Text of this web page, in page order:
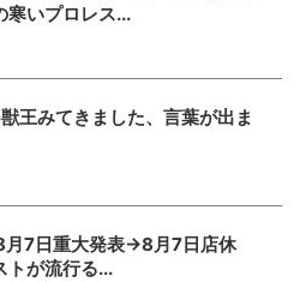
寒いプロレス...
王みてきました、言葉が出ま
月7日重大発表→8月7日店休
トが流行る...